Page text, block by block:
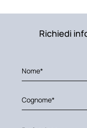
Richiedi